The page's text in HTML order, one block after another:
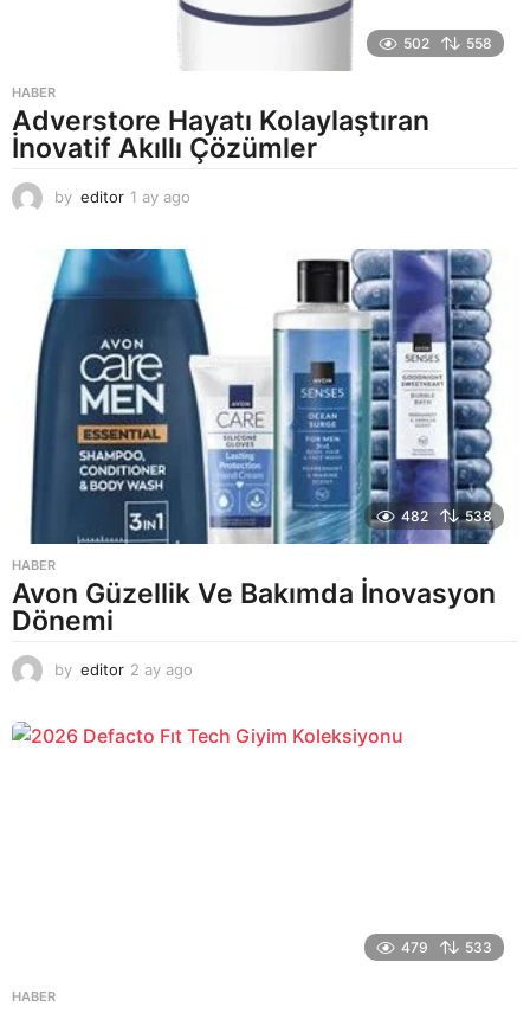
502 558
HABER
Adverstore Hayatı Kolaylaştıran
İnovatif Akıllı Çözümler
by editor 1 ay ago
a
g
o
482 538
HABER
Avon Güzellik Ve Bakımda İnovasyon
Dönemi
by editor 2 ay ago
a
479 533
HABER